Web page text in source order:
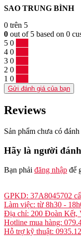
SAO TRUNG BÌNH
0 trên 5
0 out of 5 based on 0
5 0
4 0
3 0
2 0
1 0
Gửi đánh giá của bạn
Reviews
Sản phẩm chưa có
Hãy là người
Bạn phải đăng nhập để
GPKD: 37A8045702
Làm việc: từ 8h30 -
Địa chỉ: 200 Đoàn Kết,
Hotline mua hàng:
Hỗ trợ kỹ thuật: